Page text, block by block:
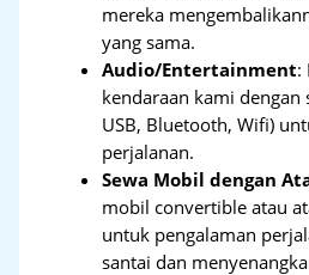
mereka
yang sama.
Audio/Entertainment:
kendaraan kami dengan
USB, Bluetooth, Wifi)
perjalanan.
Sewa Mobil dengan
mobil convertible atau
untuk pengalaman
santai dan